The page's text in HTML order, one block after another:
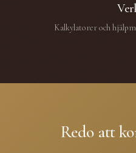
Kalkylatorer och
Redo att